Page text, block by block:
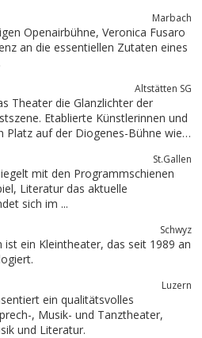
Marbach
an die essentiellen Zutaten eines
Altstätten SG
Theater die Glanzlichter der
Etablierte Künstlerinnen und
Platz auf der Diogenes-Bühne wie
St.Gallen
mit den Programmschienen
sich im ...
Schwyz
das seit 1989 an
Luzern
ein qualitätsvolles
Kindertheater, Musik und Literatur.